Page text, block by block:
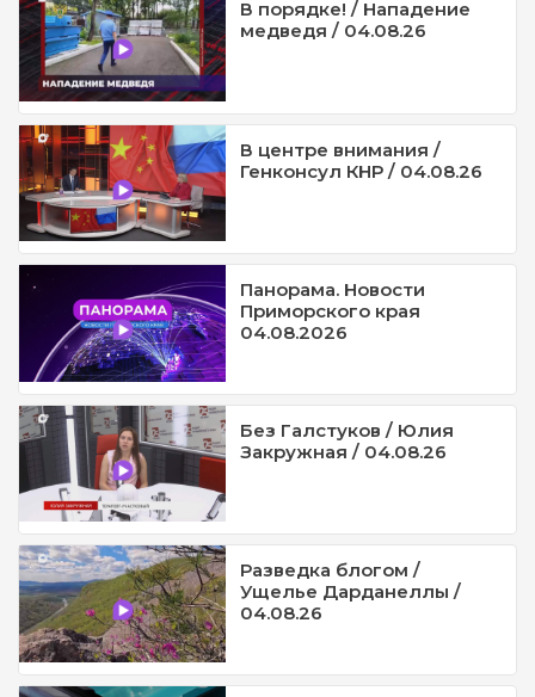
В порядке! / Нападение
медведя / 04.08.26
В центре внимания /
Генконсул КНР / 04.08.26
Панорама. Новости
Приморского края
04.08.2026
Без Галстуков / Юлия
Закружная / 04.08.26
Разведка блогом /
Ущелье Дарданеллы /
04.08.26